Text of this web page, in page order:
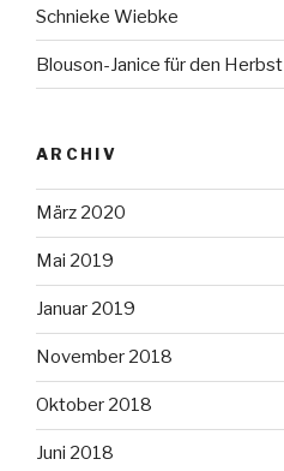
Schnieke Wiebke
Blouson-Janice für den Herbst
ARCHIV
März 2020
Mai 2019
Januar 2019
November 2018
Oktober 2018
Juni 2018